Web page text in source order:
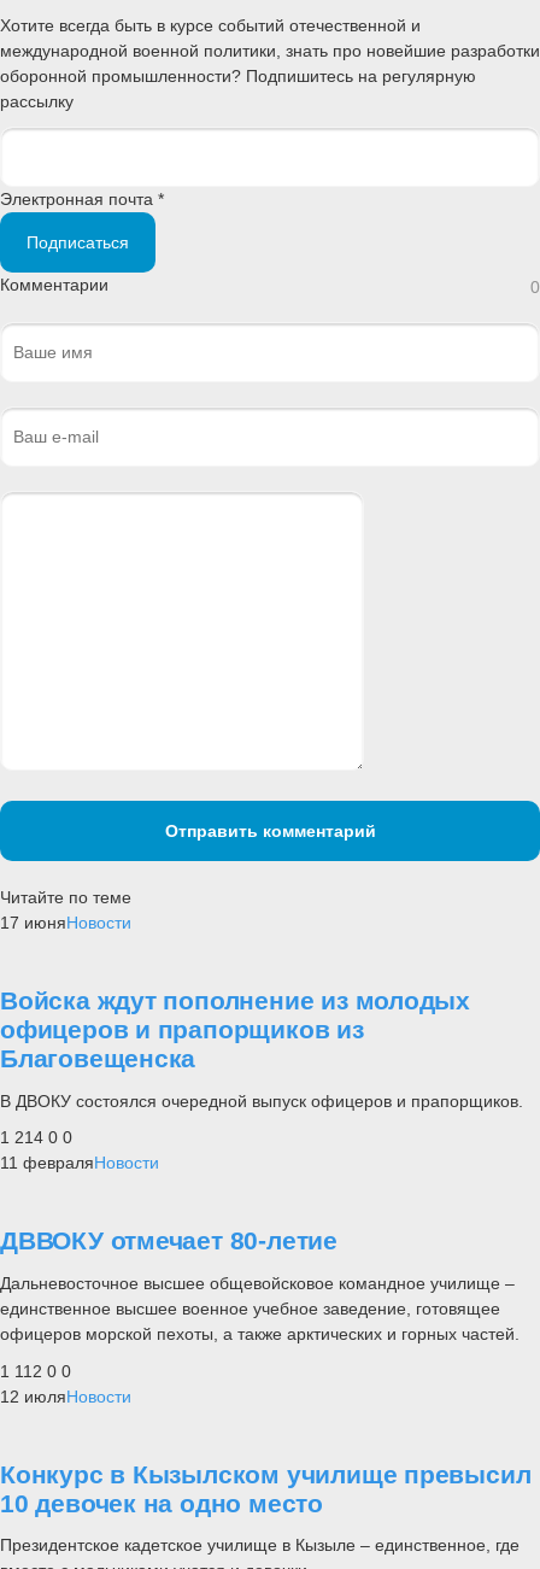
Хотите всегда быть в курсе событий отечественной и
международной военной политики, знать про новейшие разработки
оборонной промышленности? Подпишитесь на регулярную
рассылку
Электронная почта *
Подписаться
Комментарии 0
Отправить комментарий
Читайте по теме
17 июняНовости
Войска ждут пополнение из молодых
офицеров и прапорщиков из
Благовещенска
В ДВОКУ состоялся очередной выпуск офицеров и прапорщиков.
1 214 0 0
11 февраляНовости
ДВВОКУ отмечает 80-летие
Дальневосточное высшее общевойсковое командное училище –
единственное высшее военное учебное заведение, готовящее
офицеров морской пехоты, а также арктических и горных частей.
1 112 0 0
12 июляНовости
Конкурс в Кызылском училище превысил
10 девочек на одно место
Президентское кадетское училище в Кызыле – единственное, где